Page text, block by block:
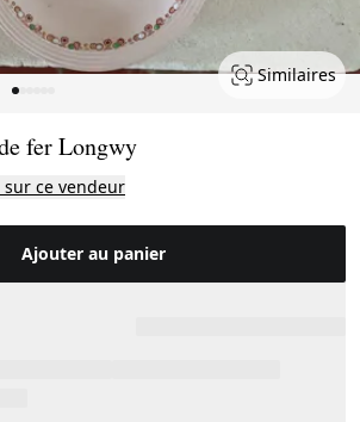
Similaires
fer Longwy
sur ce vendeur
Ajouter au panier